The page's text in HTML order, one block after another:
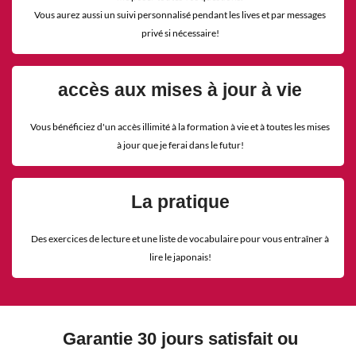
Vous aurez aussi un suivi personnalisé pendant les lives et par messages
privé si nécessaire!
accès aux mises à jour à vie
Vous bénéficiez d'un accès illimité à la formation à vie et à toutes les mises
à jour que je ferai dans le futur!
La pratique
Des exercices de lecture et une liste de vocabulaire pour vous entraîner à
lire le japonais!
Garantie 30 jours satisfait ou